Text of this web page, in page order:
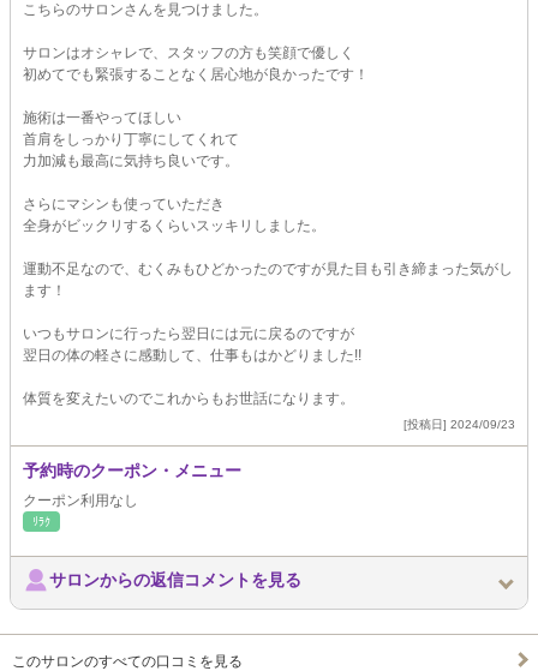
こちらのサロンさんを見つけました。
サロンはオシャレで、スタッフの方も笑顔で優しく
初めてでも緊張することなく居心地が良かったです！
施術は一番やってほしい
首肩をしっかり丁寧にしてくれて
力加減も最高に気持ち良いです。
さらにマシンも使っていただき
全身がビックリするくらいスッキリしました。
運動不足なので、むくみもひどかったのですが見た目も引き締まった気がし
ます！
いつもサロンに行ったら翌日には元に戻るのですが
翌日の体の軽さに感動して、仕事もはかどりました!!
体質を変えたいのでこれからもお世話になります。
[投稿日] 2024/09/23
予約時のクーポン・メニュー
クーポン利用なし
ﾘﾗｸ
サロンからの返信コメントを見る
このサロンのすべての口コミを見る